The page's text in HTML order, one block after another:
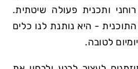
ותכנית פעולה שיטתית.
- היא נותנת לנו כלים
לטובה.